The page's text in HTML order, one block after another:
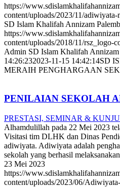
https://
content/uploads/2023/11/
SD Islam Khalifah Annizam
https://
content/uploads/2018/11/rsz_logo-
Admin SD Islam Khalifah Annizam
14:26:232023-11-15 14:42:14SD
MERAIH PENGHARGAAN
PENILAIAN SEKOLAH
PRESTASI, SEMINAR &
Alhamdulillah pada 22 Mei 2023
Visitasi tim DLHK dan Dinas
adiwiyata. Adiwiyata adalah
sekolah yang berhasil
23 Mei 2023
https://
content/uploads/2023/06/